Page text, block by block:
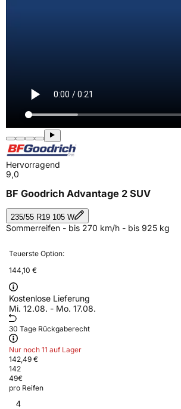
Hervorragend
9,0
BF Goodrich Advantage 2 SUV
235/55 R19 105 W
Sommerreifen - bis 270 km/h - bis 925 kg
Teuerste Option:
144,10 €
Kostenlose Lieferung
Mi. 12.08. - Mo. 17.08.
30 Tage Rückgaberecht
Nur noch 11 auf Lager
142,49 €
142
49€
pro Reifen
4